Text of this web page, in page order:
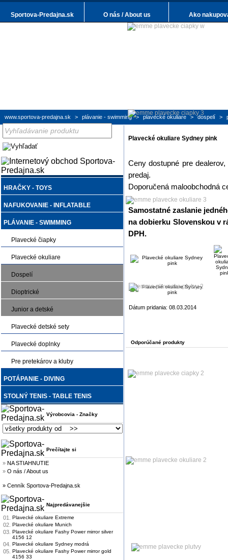
Sportova-Predajna.sk O nás / About us Ako
www.sportova-predajna.sk > plávanie - swimming > plavecké okuliare > dospelí >
HRAČKY - TOYS
NAFUKOVANIE - INFLATABLE
PLÁVANIE - SWIMMING
Plavecké čiapky
Plavecké okuliare
Dospelí
Dioptrické
Junior a detské
Plavecké detské sety
Plavecké doplnky
Pre pretekárov a kluby
POTÁPANIE - DIVING
STOLNÝ TENIS - TABLE TENIS
Výrobcovia - Značky
Prečítajte si
» NA STIAHNUTIE
» O nás / About us
» Cenník Sportova-Predajna.sk
Najpredávanejšie
01. Plavecké okuliare Extreme
02. Plavecké okuliare Munich
03. Plavecké okuliare Fashy Power mirror silver
4156 12
04. Plavecké okuliare Sydney modrá
05. Plavecké okuliare Fashy Power mirror gold
4156 33
Plavecké okuliare Sydney pink
Ceny dostupné pre
predaj.
Doporučená maloobchodná
Samostatné zaslanie
na dobierku Slovenskou v
DPH.
Dátum pridania: 08.03.2014
Odporúčané produkty